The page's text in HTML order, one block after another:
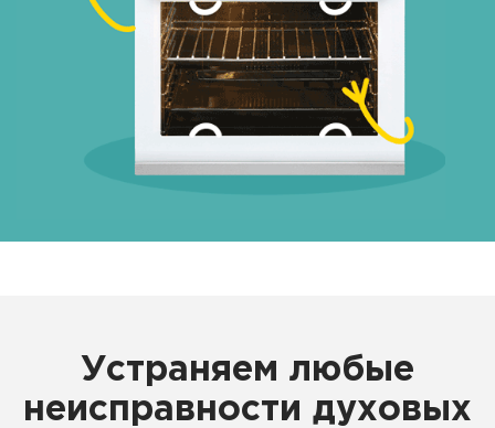
Устраняем любые
неисправности духовых